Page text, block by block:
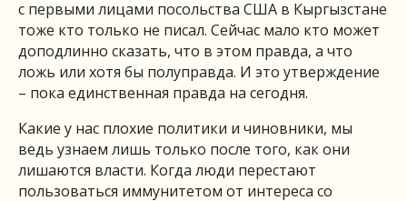
с первыми лицами посольства США в Кыргызстане
тоже кто только не писал. Сейчас мало кто может
доподлинно сказать, что в этом правда, а что
ложь или хотя бы полуправда. И это утверждение
– пока единственная правда на сегодня.
Какие у нас плохие политики и чиновники, мы
ведь узнаем лишь только после того, как они
лишаются власти. Когда люди перестают
пользоваться иммунитетом от интереса со